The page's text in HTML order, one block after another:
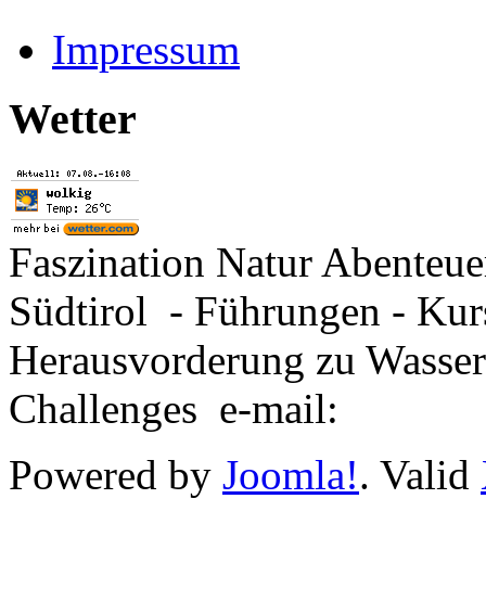
Impressum
Wetter
Faszination Natur
Südtirol - Führungen -
Herausvorderung zu
Challenges e-mail:
Powered by Joomla!. Valid